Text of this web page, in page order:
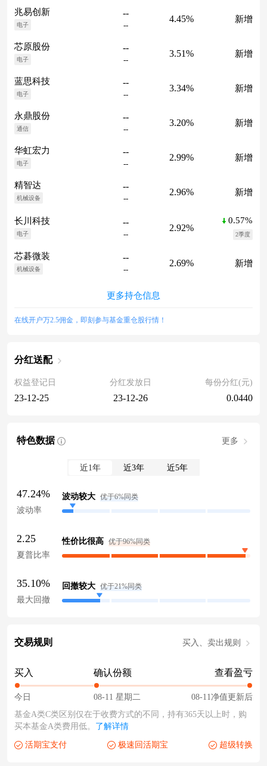
兆易创新
电子
--
--
4.45% 新增
芯原股份
电子
--
--
3.51% 新增
蓝思科技
电子
--
--
3.34% 新增
永鼎股份
通信
--
--
3.20% 新增
华虹宏力
电子
--
--
2.99% 新增
精智达
机械设备
--
--
2.96% 新增
长川科技
电子
--
--
2.92%
0.57%
2季度
芯碁微装
机械设备
--
--
2.69% 新增
更多持仓信息
在线开户万2.5佣金，即刻参与基金重仓股行情！
分红送配
权益登记日
23-12-25
分红发放日
23-12-26
每份分红(元)
0.0440
特色数据 更多
近1年 近3年 近5年
47.24%
波动率
波动较大 优于6%同类
2.25
夏普比率
性价比很高 优于96%同类
35.10%
最大回撤
回撤较大 优于21%同类
交易规则 买入、卖出规则
买入
今日
确认份额
08-11 星期二
查看盈亏
08-11净值更新后
基金A类C类区别仅在于收费方式的不同，持有365天以上时，购
买本基金A类费用低。 了解详情
活期宝支付 极速回活期宝 超级转换